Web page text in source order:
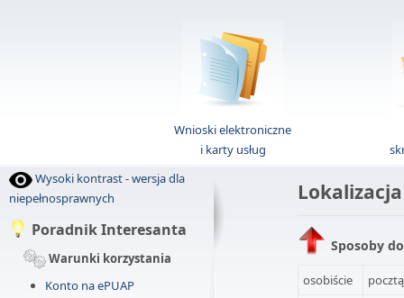
Wnioski elektroniczne
i karty usług
Wysoki kontrast - wersja dla
niepełnosprawnych
Poradnik Interesanta
Warunki korzystania
Konto na ePUAP
Sposoby
osobiście pocztą